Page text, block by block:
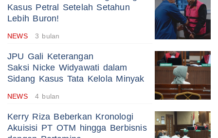
Kasus Petral Setelah Setahun
Lebih Buron!
NEWS 3 bulan
JPU Gali Keterangan
Saksi Nicke Widyawati dalam
Sidang Kasus Tata Kelola Minyak
NEWS 4 bulan
Kerry Riza Beberkan Kronologi
Akuisisi PT OTM hingga Berbisnis